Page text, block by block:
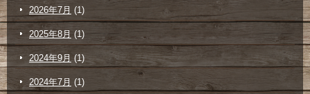
2026年7月 (1)
2025年8月 (1)
2024年9月 (1)
2024年7月 (1)